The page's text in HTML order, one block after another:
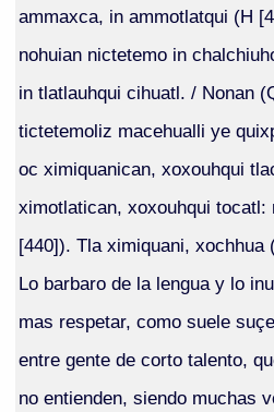
ammaxca, in ammotlatqui (H
nohuian nictetemo in
in tlatlauhqui cihuatl. / Nonan
tictetemoliz macehualli ye
oc ximiquanican, xoxouhqui
ximotlatican, xoxouhqui tocatl:
[440]). Tla ximiquani, xochhua
Lo barbaro de la lengua y lo
mas respetar, como suele
entre gente de corto talento,
no entienden, siendo muchas